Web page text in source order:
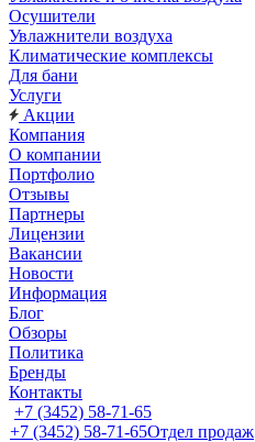
Осушители
Увлажнители воздуха
Климатические комплексы
Для бани
Услуги
Акции
Компания
О компании
Портфолио
Отзывы
Партнеры
Лицензии
Вакансии
Новости
Информация
Блог
Обзоры
Политика
Бренды
Контакты
+7 (3452) 58-71-65
+7 (3452) 58-71-65Отдел продаж